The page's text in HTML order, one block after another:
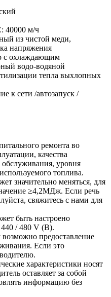
40000 м/ч
из чистой меди,
напряжения
с охлаждающим
водо-водяной
тепла выхлопных
к сети /автозапуск /
ремонта во
качества
обслуживания, уровня
топлива.
значительно меняться, для
≥4,2МДж. Если речь
свяжитесь с нами для
быть настроено
/ 480 V (В).
предоставление
Если это
характеристики носят
оставляет за собой
информацию без